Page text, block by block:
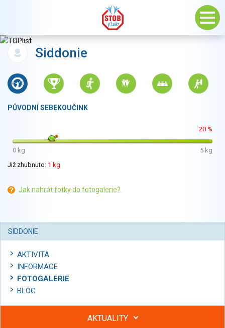
Siddonie
PŮVODNÍ SEBEKOUČINK
20 %
0 kg
5 kg
Již zhubnuto: 1 kg
Jak nahrát fotky do fotogalerie?
SIDDONIE
AKTIVITA
INFORMACE
FOTOGALERIE
BLOG
AKTUALITY